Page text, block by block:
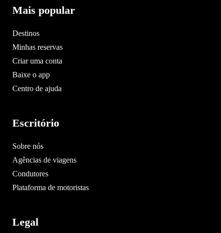
Mais popular
Destinos
Minhas reservas
Criar uma conta
Baixe o app
Centro de ajuda
Escritório
Sobre nós
Agências de viagens
Condutores
Plataforma de motoristas
Legal